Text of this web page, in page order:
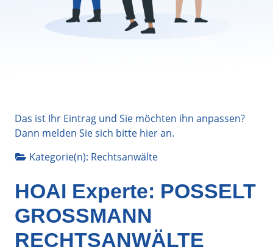
Das ist Ihr Eintrag und Sie möchten ihn anpassen?
Dann melden Sie sich bitte hieran.
Kategorie(n): Rechtsanwälte
HOAI Experte: POSSELT
GROSSMANN
RECHTSANWÄLTE